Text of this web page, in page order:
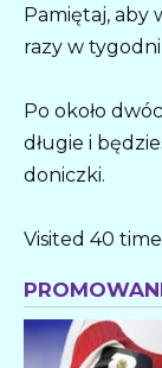
Pamiętaj, aby
razy w
Po około
długie i
doniczki.
Visited 40